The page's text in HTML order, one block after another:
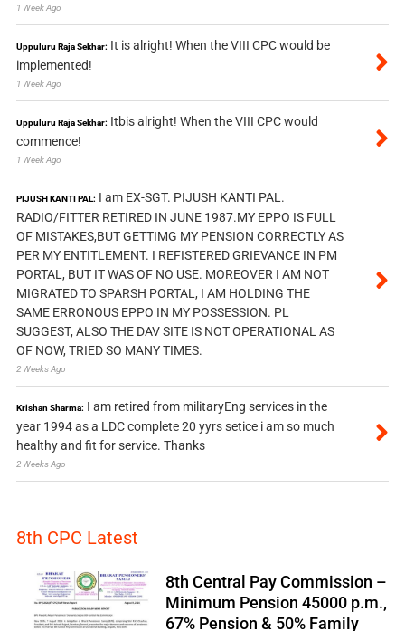
1 Week Ago
Uppuluru Raja Sekhar: It is alright! When the VIII CPC would be
implemented!
1 Week Ago
Uppuluru Raja Sekhar: Itbis alright! When the VIII CPC would
commence!
1 Week Ago
PIJUSH KANTI PAL: I am EX-SGT. PIJUSH KANTI PAL.
RADIO/FITTER RETIRED IN JUNE 1987.MY EPPO IS FULL
OF MISTAKES,BUT GETTIMG MY PENSION CORRECTLY AS
PER MY ENTITLEMENT. I REFISTERED GRIEVANCE IN PM
PORTAL, BUT IT WAS OF NO USE. MOREOVER I AM NOT
MIGRATED TO SPARSH PORTAL, I AM HOLDING THE
SAME ERRONOUS EPPO IN MY POSSESSION. PL
SUGGEST, ALSO THE DAV SITE IS NOT OPERATIONAL AS
OF NOW, TRIED SO MANY TIMES.
2 Weeks Ago
Krishan Sharma: I am retired from militaryEng services in the
year 1994 as a LDC complete 20 yyrs setice i am so much
healthy and fit for service. Thanks
2 Weeks Ago
8th CPC Latest
8th Central Pay Commission –
Minimum Pension 45000 p.m.,
67% Pension & 50% Family